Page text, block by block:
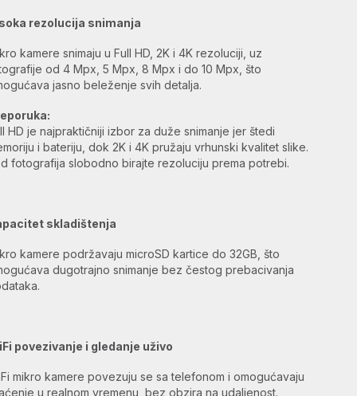
rezolucija snimanja
kamere snimaju u Full HD, 2K i 4K rezoluciji, uz
od 4 Mpx, 5 Mpx, 8 Mpx i do 10 Mpx, što
jasno beleženje svih detalja.
HD je najpraktičniji izbor za duže snimanje jer štedi
i bateriju, dok 2K i 4K pružaju vrhunski kvalitet slike.
fotografija slobodno birajte rezoluciju prema potrebi.
skladištenja
kamere podržavaju microSD kartice do 32GB, što
dugotrajno snimanje bez čestog prebacivanja
povezivanje i gledanje uživo
mikro kamere povezuju se sa telefonom i omogućavaju
u realnom vremenu, bez obzira na udaljenost.